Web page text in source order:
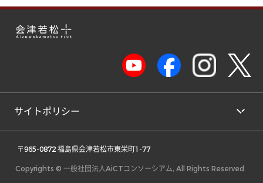
サイトポリシー
〒965-0872 福島県会津若松市東栄町1-77
Copyrights © 一般社団法人AiCTコンソーシアム, All Rights Reserved.